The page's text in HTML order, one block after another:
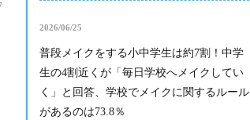
2026/06/25
普段メイクをする小中学生は約7割！中学
生の4割近くが「毎日学校へメイクしてい
く」と回答、学校でメイクに関するルール
があるのは73.8％